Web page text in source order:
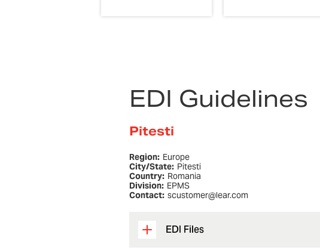
EDI Guidelines
Pitesti
Region: Europe
City/State: Pitesti
Country: Romania
Division: EPMS
Contact: scustomer@lear.com
EDI Files